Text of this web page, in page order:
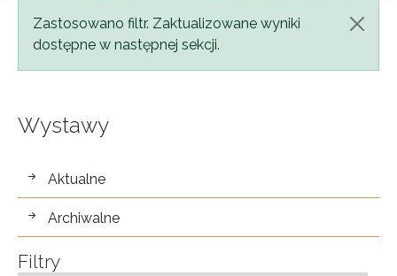
Komunikat
Zastosowano filtr. Zaktualizowane wyniki
dostępne w następnej sekcji.
Wystawy
wystawy
Aktualne
Archiwalne
Filtry